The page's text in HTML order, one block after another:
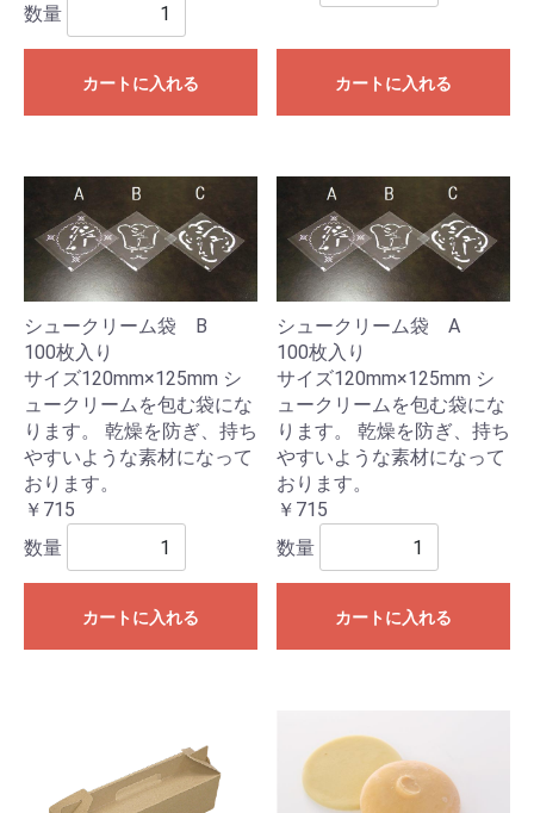
数量
カートに入れる カートに入れる
シュークリーム袋 B
100枚入り
サイズ120mm×125mm シ
ュークリームを包む袋にな
ります。 乾燥を防ぎ、持ち
やすいような素材になって
おります。
￥715
数量
カートに入れる
シュークリーム袋 A
100枚入り
サイズ120mm×125mm シ
ュークリームを包む袋にな
ります。 乾燥を防ぎ、持ち
やすいような素材になって
おります。
￥715
数量
カートに入れる